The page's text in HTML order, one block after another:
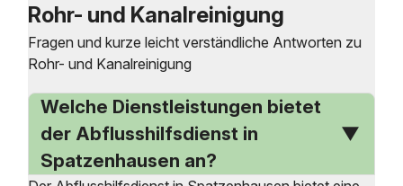
Rohr- und Kanalreinigung
Fragen und kurze leicht verständliche Antworten zu
Rohr- und Kanalreinigung
Welche Dienstleistungen bietet
der Abflusshilfsdienst in
Spatzenhausen an?